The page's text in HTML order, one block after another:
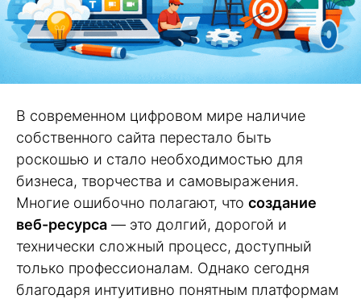
В современном цифровом мире наличие
собственного сайта перестало быть
роскошью и стало необходимостью для
бизнеса, творчества и самовыражения.
Многие ошибочно полагают, что создание
веб-ресурса — это долгий, дорогой и
технически сложный процесс, доступный
только профессионалам. Однако сегодня
благодаря интуитивно понятным платформам